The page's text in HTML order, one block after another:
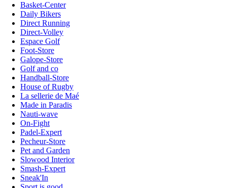
Basket-Center
Daily Bikers
Direct Running
Direct-Volley
Espace Golf
Foot-Store
Galope-Store
Golf and co
Handball-Store
House of Rugby
La sellerie de Maé
Made in Paradis
Nauti-wave
On-Fight
Padel-Expert
Pecheur-Store
Pet and Garden
Slowood Interior
Smash-Expert
Sneak'In